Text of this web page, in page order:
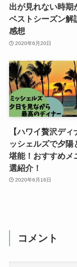
出が見れない時期
ベストシーズン解
感想
2020年6月20日
【ハワイ贅沢ディ
ッシェルズで夕陽
堪能！おすすめメ
選紹介！
2020年6月16日
コメント